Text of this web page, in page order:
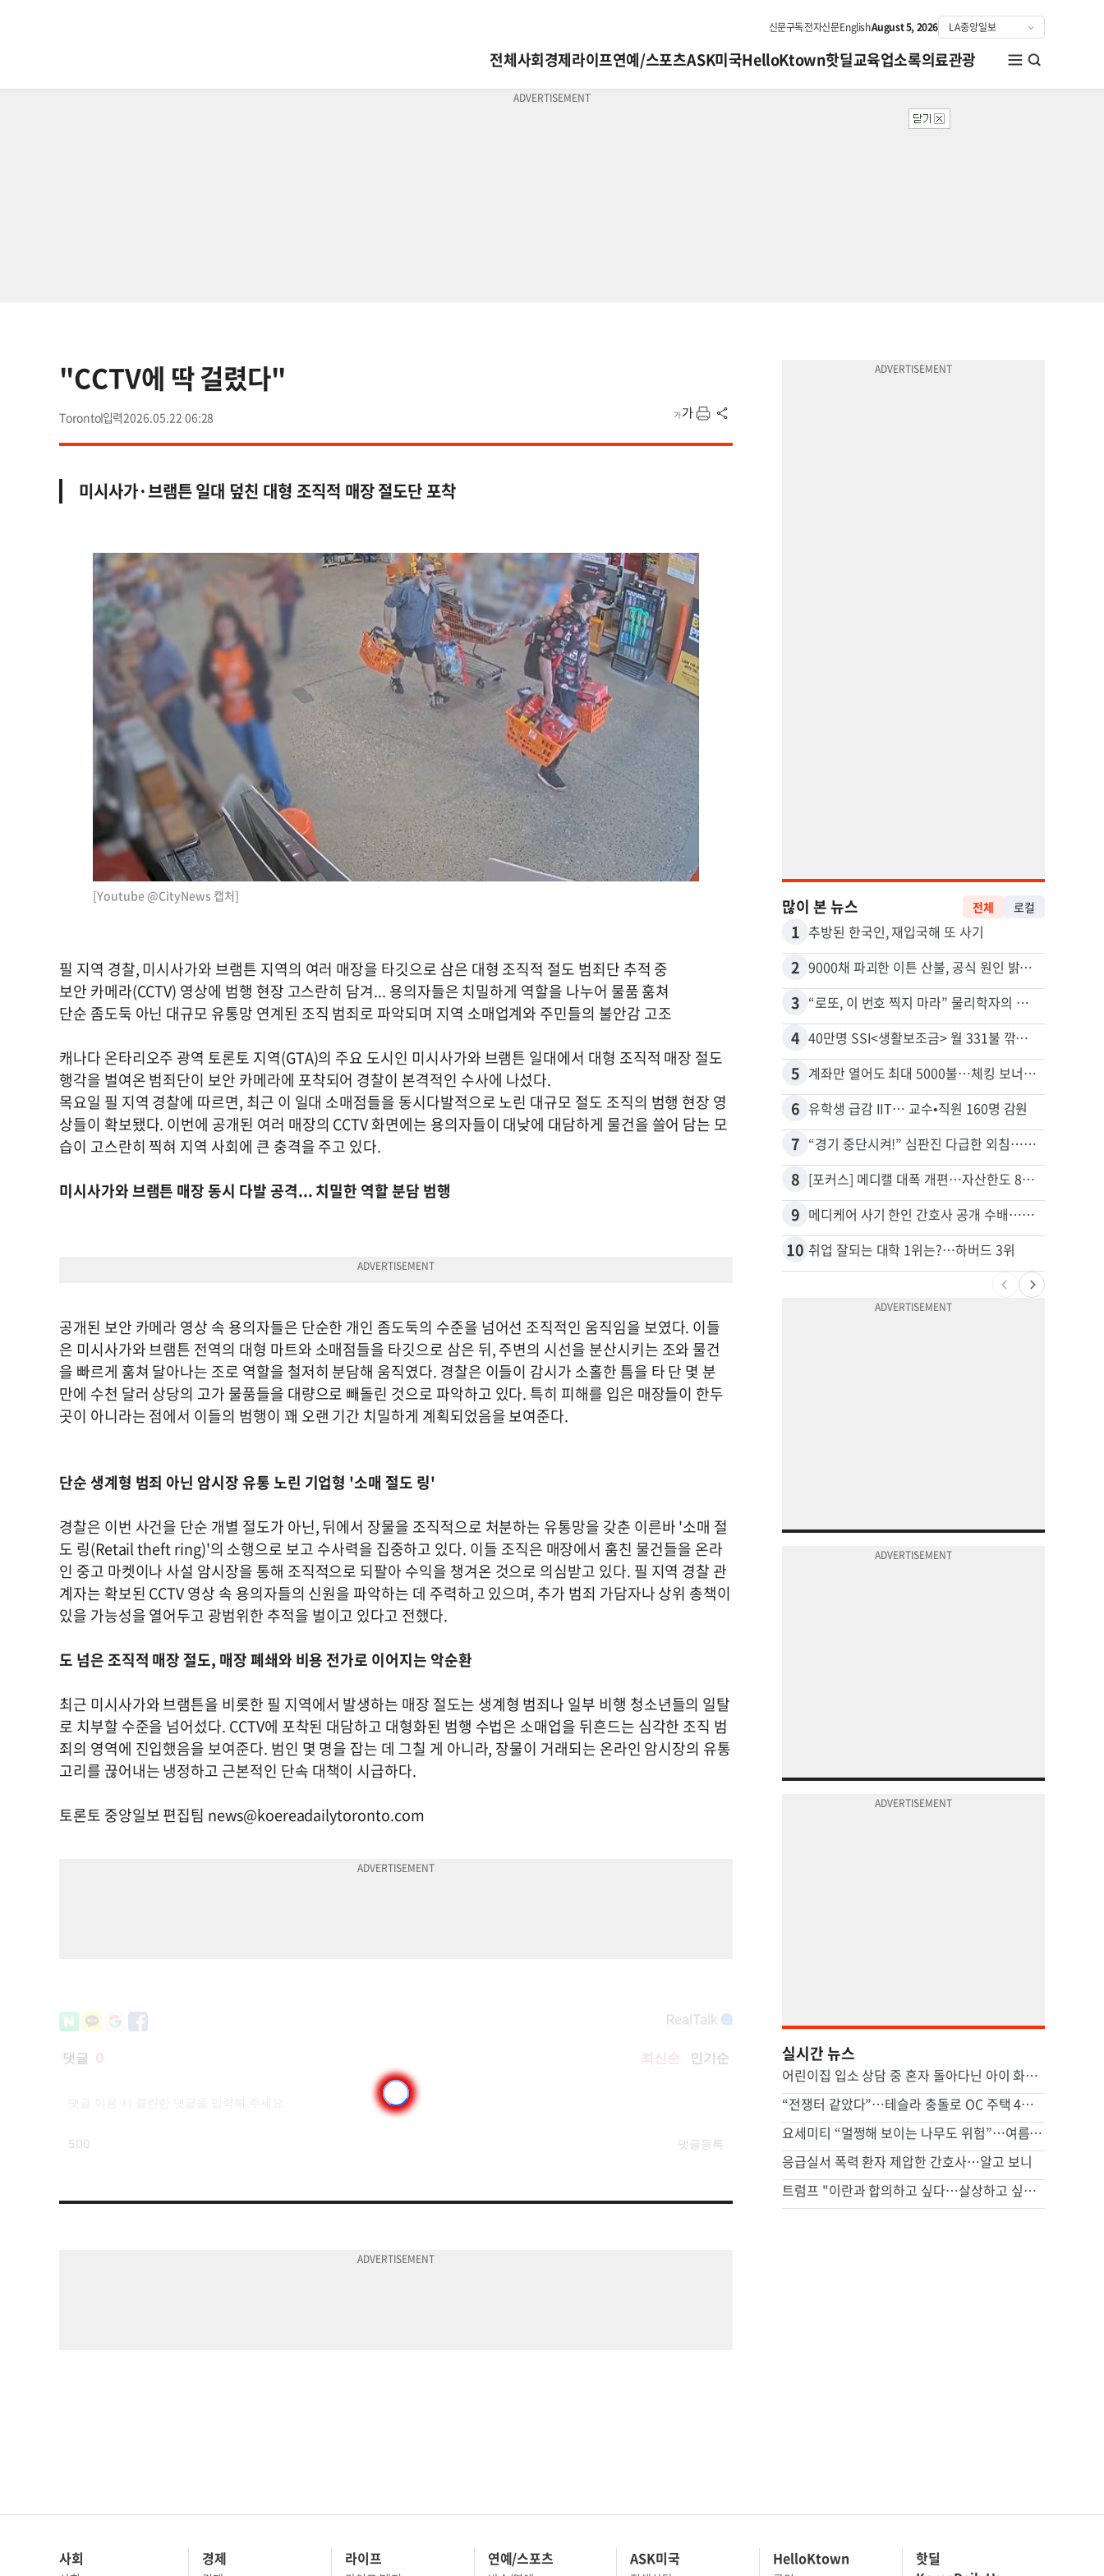
신문구독전자신문EnglishAugust 5, 2026
전체사회경제라이프연예/스포츠ASK미국HelloKtown핫딜교육업소록의료관광
"CCTV에 딱 걸렸다"
Toronto 2026.05.22 06:28
미시사가·브램튼 일대 덮친 대형 조직적 매장 절도단 포착
[Youtube @CityNews 캡처]
필 지역 경찰, 미시사가와 브램튼 지역의 여러 매장을 타깃으로 삼은 대형 조직적 절도 범죄단 추적 중
보안 카메라(CCTV) 영상에 범행 현장 고스란히 담겨... 용의자들은 치밀하게 역할을 나누어 물품 훔쳐
단순 좀도둑 아닌 대규모 유통망 연계된 조직 범죄로 파악되며 지역 소매업계와 주민들의 불안감 고조
캐나다 온타리오주 광역 토론토 지역(GTA)의 주요 도시인 미시사가와 브램튼 일대에서 대형 조직적 매장 절도
행각을 벌여온 범죄단이 보안 카메라에 포착되어 경찰이 본격적인 수사에 나섰다.
목요일 필 지역 경찰에 따르면, 최근 이 일대 소매점들을 동시다발적으로 노린 대규모 절도 조직의 범행 현장 영
상들이 확보됐다. 이번에 공개된 여러 매장의 CCTV 화면에는 용의자들이 대낮에 대담하게 물건을 쓸어 담는 모
습이 고스란히 찍혀 지역 사회에 큰 충격을 주고 있다.
미시사가와 브램튼 매장 동시 다발 공격... 치밀한 역할 분담 범행
공개된 보안 카메라 영상 속 용의자들은 단순한 개인 좀도둑의 수준을 넘어선 조직적인 움직임을 보였다. 이들
은 미시사가와 브램튼 전역의 대형 마트와 소매점들을 타깃으로 삼은 뒤, 주변의 시선을 분산시키는 조와 물건
을 빠르게 훔쳐 달아나는 조로 역할을 철저히 분담해 움직였다. 경찰은 이들이 감시가 소홀한 틈을 타 단 몇 분
만에 수천 달러 상당의 고가 물품들을 대량으로 빼돌린 것으로 파악하고 있다. 특히 피해를 입은 매장들이 한두
곳이 아니라는 점에서 이들의 범행이 꽤 오랜 기간 치밀하게 계획되었음을 보여준다.
단순 생계형 범죄 아닌 암시장 유통 노린 기업형 '소매 절도 링'
경찰은 이번 사건을 단순 개별 절도가 아닌, 뒤에서 장물을 조직적으로 처분하는 유통망을 갖춘 이른바 '소매 절
도 링(Retail theft ring)'의 소행으로 보고 수사력을 집중하고 있다. 이들 조직은 매장에서 훔친 물건들을 온라
인 중고 마켓이나 사설 암시장을 통해 조직적으로 되팔아 수익을 챙겨온 것으로 의심받고 있다. 필 지역 경찰 관
계자는 확보된 CCTV 영상 속 용의자들의 신원을 파악하는 데 주력하고 있으며, 추가 범죄 가담자나 상위 총책이
있을 가능성을 열어두고 광범위한 추적을 벌이고 있다고 전했다.
도 넘은 조직적 매장 절도, 매장 폐쇄와 비용 전가로 이어지는 악순환
최근 미시사가와 브램튼을 비롯한 필 지역에서 발생하는 매장 절도는 생계형 범죄나 일부 비행 청소년들의 일탈
로 치부할 수준을 넘어섰다. CCTV에 포착된 대담하고 대형화된 범행 수법은 소매업을 뒤흔드는 심각한 조직 범
죄의 영역에 진입했음을 보여준다. 범인 몇 명을 잡는 데 그칠 게 아니라, 장물이 거래되는 온라인 암시장의 유통
고리를 끊어내는 냉정하고 근본적인 단속 대책이 시급하다.
토론토 중앙일보 편집팀 news@koereadailytoronto.com
많이 본 뉴스 전체 로컬
1 추방된 한국인, 재입국해 또 사기
2 9000채 파괴한 이튼 산불, 공식 원인 밝혀졌다
3 “로또, 이 번호 찍지 마라” 물리학자의 당첨금 높이는 비밀
4 40만명 SSI<생활보조금> 월 331불 깎이나
5 계좌만 열어도 최대 5000불…체킹 보너스 무한 경쟁
6 유학생 급감 IIT… 교수•직원 160명 감원
7 “경기 중단시켜!” 심판진 다급한 외침…폭염에 야구팬 쓰러졌다
8 [포커스] 메디캘 대폭 개편…자산한도 84% 축소
9 메디케어 사기 한인 간호사 공개 수배…유죄 인정 뒤 14년째 도피
10 취업 잘되는 대학 1위는?…하버드 3위
실시간 뉴스
어린이집 입소 상담 중 혼자 돌아다닌 아이 화상…대법 “원장 과실”
“전쟁터 같았다”…테슬라 충돌로 OC 주택 4채 파손
요세미티 “멀쩡해 보이는 나무도 위험”…여름철 가지 낙하 주의
응급실서 폭력 환자 제압한 간호사…알고 보니
트럼프 "이란과 합의하고 싶다…살상하고 싶지 않아"